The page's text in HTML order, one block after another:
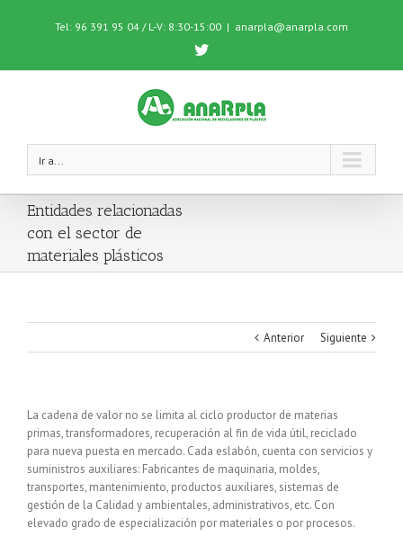
Tel: 96 391 95 04 / L-V: 8:30-15:00 | anarpla@anarpla.com
Twitter
Ir a...
Entidades relacionadas
con el sector de
materiales plásticos
Anterior Siguiente
La cadena de valor no se limita al ciclo productor de materias
primas, transformadores, recuperación al fin de vida útil, reciclado
para nueva puesta en mercado. Cada eslabón, cuenta con servicios y
suministros auxiliares: Fabricantes de maquinaria, moldes,
transportes, mantenimiento, productos auxiliares, sistemas de
gestión de la Calidad y ambientales, administrativos, etc. Con
elevado grado de especialización por materiales o por procesos.